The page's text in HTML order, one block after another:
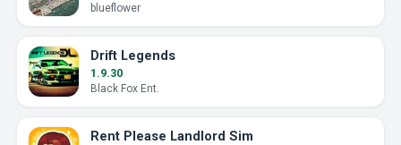
blueflower
Drift Legends
1.9.30
Black Fox Ent.
Rent Please Landlord Sim